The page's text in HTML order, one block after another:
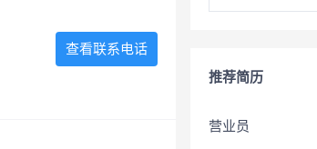
推荐简历
营业员
查看联系电话